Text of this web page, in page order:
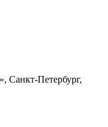
Санкт-Петербург,